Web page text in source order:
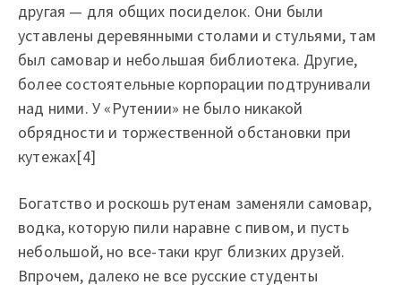
другая — для общих посиделок. Они были
уставлены деревянными столами и стульями, там
был самовар и небольшая библиотека. Другие,
более состоятельные корпорации подтрунивали
над ними. У «Рутении» не было никакой
обрядности и торжественной обстановки при
кутежах[4]
Богатство и роскошь рутенам заменяли самовар,
водка, которую пили наравне с пивом, и пусть
небольшой, но все-таки круг близких друзей.
Впрочем, далеко не все русские студенты